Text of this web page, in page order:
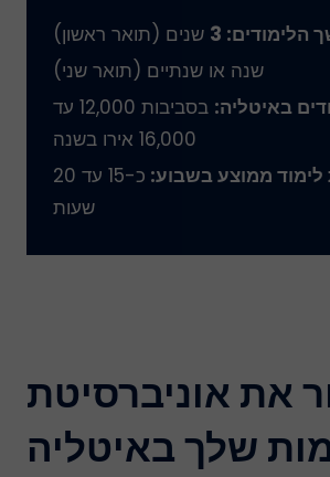
3 שנים (תואר ראשון)
שנה או שנתיים (תואר שני)
באיטליה:
בסביבות 12,000 עד
16,000 אירו בשנה
ממוצע בשבוע:
כ-15 עד 20
שעות
את אוניברסיטת
שלך באיטליה